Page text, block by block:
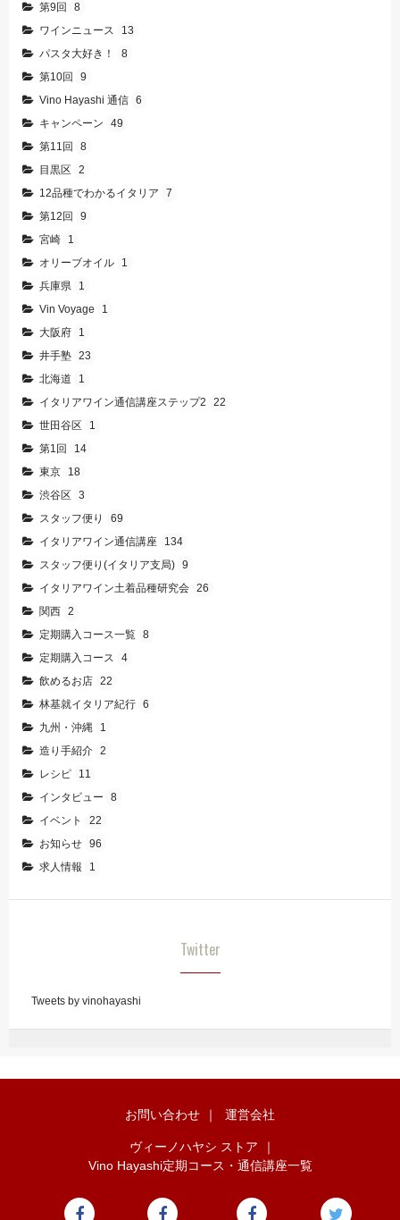
第9回
8
ワインニュース
13
パスタ大好き！
8
第10回
9
Vino Hayashi 通信 6
キャンペーン
49
第11回
8
目黒区
2
12品種でわかるイタリア
7
第12回
9
宮崎
1
オリーブオイル
1
兵庫県
1
Vin Voyage
1
大阪府
1
井手塾 23
北海道
1
イタリアワイン通信講座ステップ2
22
世田谷区
1
第1回
14
東京
18
渋谷区
3
スタッフ便り
69
イタリアワイン通信講座
134
スタッフ便り(イタリア支局) 9
イタリアワイン土着品種研究会 26
関西 2
定期購入コース一覧 8
定期購入コース
4
飲めるお店 22
林基就イタリア紀行 6
九州・沖縄
1
造り手紹介 2
レシピ
11
インタビュー
8
イベント
22
お知らせ 96
求人情報
1
Twitter
Tweets by vinohayashi
お問い合わせ ｜ 運営会社
ヴィーノハヤシ ストア
｜
Vino Hayashi定期コース・通信講座一覧